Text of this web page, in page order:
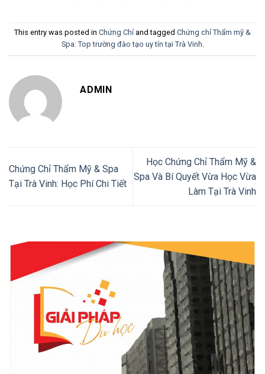
This entry was posted in Chứng Chỉ and tagged Chứng chỉ Thẩm mỹ &
Spa: Top trường đào tạo uy tín tại Trà Vinh.
ADMIN
Chứng Chỉ Thẩm Mỹ & Spa
Tại Trà Vinh: Học Phí Chi Tiết
Học Chứng Chỉ Thẩm Mỹ &
Spa Và Bí Quyết Vừa Học Vừa
Làm Tại Trà Vinh